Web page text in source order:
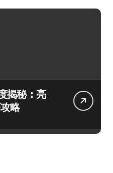
揭秘：亮
略